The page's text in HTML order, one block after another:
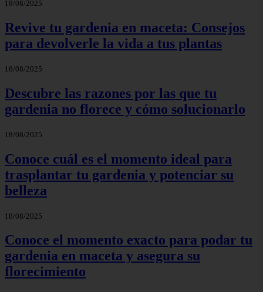
18/08/2025
Revive tu gardenia en maceta: Consejos
para devolverle la vida a tus plantas
18/08/2025
Descubre las razones por las que tu
gardenia no florece y cómo solucionarlo
18/08/2025
Conoce cuál es el momento ideal para
trasplantar tu gardenia y potenciar su
belleza
18/08/2025
Conoce el momento exacto para podar tu
gardenia en maceta y asegura su
florecimiento